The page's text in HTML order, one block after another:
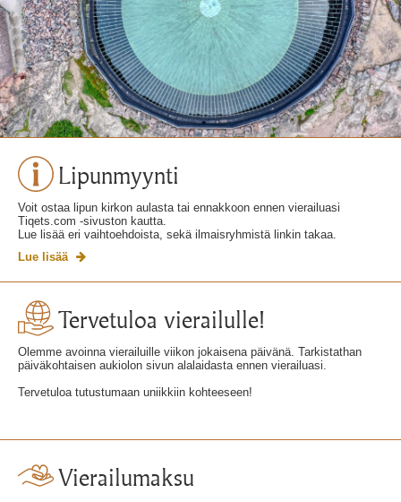
Lipunmyynti
Voit ostaa lipun kirkon aulasta tai ennakkoon ennen vierailuasi
Tiqets.com -sivuston kautta.
Lue lisää eri vaihtoehdoista, sekä ilmaisryhmistä linkin takaa.
Lue lisää
Tervetuloa vierailulle!
Olemme avoinna vierailuille viikon jokaisena päivänä. Tarkistathan
päiväkohtaisen aukiolon sivun alalaidasta ennen vierailuasi.
Tervetuloa tutustumaan uniikkiin kohteeseen!
Vierailumaksu